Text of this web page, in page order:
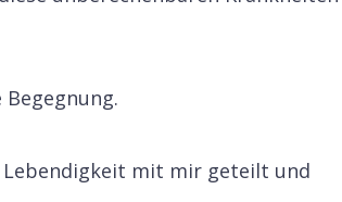
Lebendigkeit mit mir geteilt und